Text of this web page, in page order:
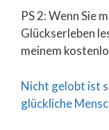
PS 2: Wenn Sie
Glückserleben
meinem
Nicht gelobt ist
glückliche